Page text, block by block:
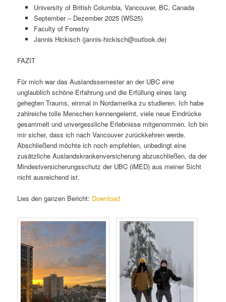
University of British Columbia, Vancouver, BC, Canada
September – Dezember 2025 (WS25)
Faculty of Forestry
Jannis Hickisch (jannis-hickisch@outlook.de)
FAZIT
Für mich war das Auslandssemester an der UBC eine
unglaublich schöne Erfahrung und die Erfüllung eines lang
gehegten Traums, einmal in Nordamerika zu studieren. Ich habe
zahlreiche tolle Menschen kennengelernt, viele neue Eindrücke
gesammelt und unvergessliche Erlebnisse mitgenommen. Ich bin
mir sicher, dass ich nach Vancouver zurückkehren werde.
Abschließend möchte ich noch empfehlen, unbedingt eine
zusätzliche Auslandskrankenversicherung abzuschließen, da der
Mindestversicherungsschutz der UBC (iMED) aus meiner Sicht
nicht ausreichend ist.
Lies den ganzen Bericht: Download